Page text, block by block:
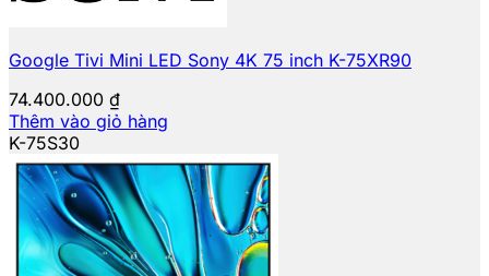
Google Tivi Mini LED Sony 4K 75 inch K-75XR90
74.400.000 ₫
Thêm vào giỏ hàng
K-75S30